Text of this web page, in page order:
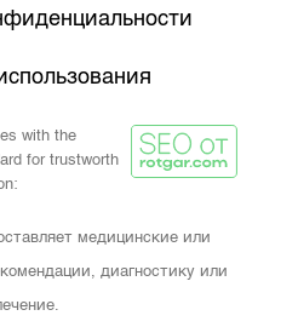
with the
for trustworth
медицинские или
диагностику или